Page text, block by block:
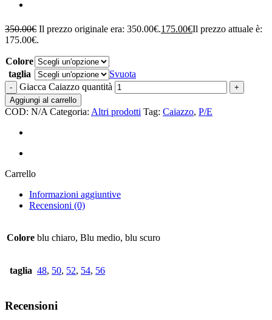
350.00€ Il prezzo originale era: 350.00€.175.00€Il prezzo attuale è:
175.00€.
Colore
taglia
Svuota
Giacca Caiazzo quantità
Aggiungi al carrello
COD: N/A Categoria: Altri prodotti Tag: Caiazzo, P/E
Carrello
Informazioni aggiuntive
Recensioni (0)
Colore blu chiaro, Blu medio, blu scuro
taglia 48, 50, 52, 54, 56
Recensioni